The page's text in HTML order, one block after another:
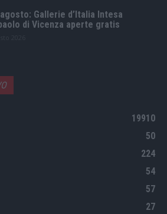
Gallerie d’Italia Intesa
di Vicenza aperte gratis
19910
50
224
54
57
27